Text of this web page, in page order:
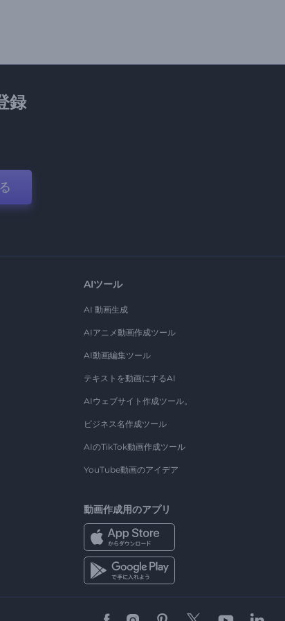
録
AIツール
AI 動画生成
AIアニメ動画作成ツール
AI動画編集ツール
テキストを動画にするAI
AIウェブサイト作成ツール。
ビジネス名作成ツール
AIのTikTok動画作成ツール
YouTube動画のアイデア
動画作成用のアプリ